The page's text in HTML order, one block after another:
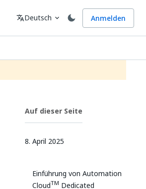
Sprache
translateDeutsch expand_more Anmelden
Auf dieser Seite
8. April 2025
Einführung von Automation
CloudTM Dedicated